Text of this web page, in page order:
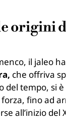
origini
il jaleo
che offriva
del tempo, si
fino ad
all’inizio del